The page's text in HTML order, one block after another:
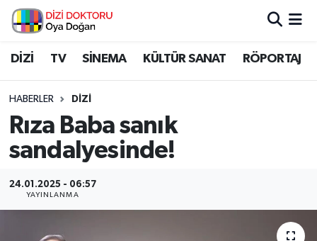
DİZİ TV SİNEMA KÜLTÜR SANAT RÖPORTAJ
HABERLER DİZİ
Rıza Baba sanık
sandalyesinde!
24.01.2025 - 06:57
YAYINLANMA
İstanbul Nöbetçi Eczaneler
İstanbul Namaz Vakitleri
İstanbul Trafik Yoğunluk Haritası
Süper Lig Puan Durumu ve Fikstür
Tüm Manşetler